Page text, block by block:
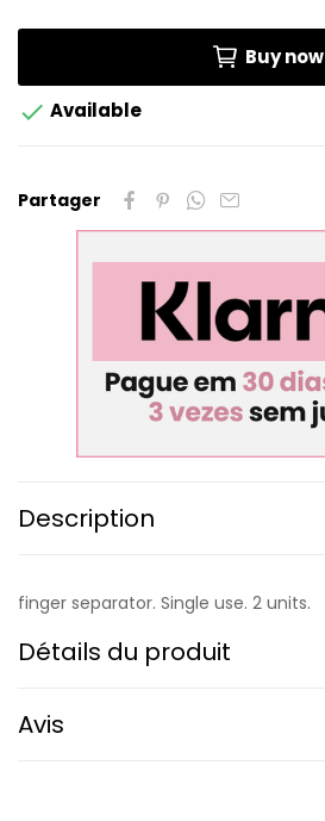
Buy now
 Available
Partager
Description
finger separator. Single use. 2 units.
Détails du produit
Avis